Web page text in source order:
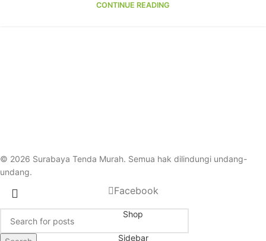
CONTINUE READING
© 2026 Surabaya Tenda Murah. Semua hak dilindungi undang-
undang.
Facebook
Shop
Sidebar